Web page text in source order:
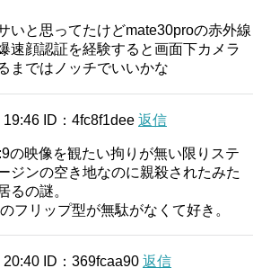
いと思ってたけどmate30proの赤外線
速顔認証を経験すると画面下カメラ
まではノッチでいいかな
19:46 ID：4fc8f1dee 返信
の映像を観たい拘りが無い限りステ
ジンの空き地なのに親殺されたみた
るの謎。
フリップ型が無駄がなくて好き。
20:40 ID：369fcaa90 返信